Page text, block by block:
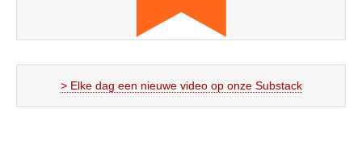
> Elke dag een nieuwe video op onze Substack